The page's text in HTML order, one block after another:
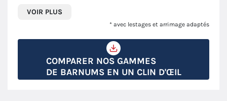
VOIR PLUS
* avec lestages et arrimage adaptés
COMPARER NOS GAMMES
DE BARNUMS EN UN CLIN D'ŒIL